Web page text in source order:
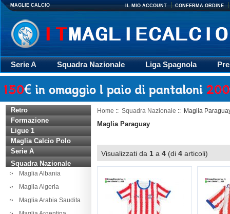
MAGLIE CALCIO IL MIO ACCOUNT CONFERMA ORDINE
Serie A Squadra Nazionale Liga Spagnola
Retro
Formazione
Ligue 1
Maglia Calcio Polo
Serie A
Squadra Nazionale
Maglia Albania
Maglia Algeria
Maglia Arabia Saudita
Home :: Squadra Nazionale :: Maglia
Maglia Paraguay
Visualizzati da 1 a 4 (di 4 articoli)